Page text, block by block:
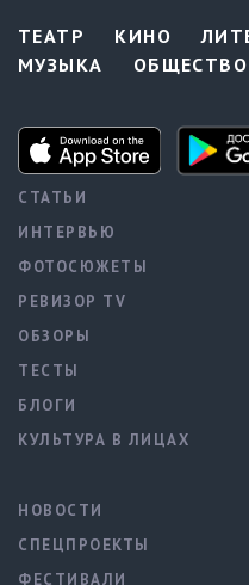
ТЕАТР КИНО
МУЗЫКА
ОБЩЕСТВО
СТАТЬИ
ИНТЕРВЬЮ
ФОТОСЮЖЕТЫ
РЕВИЗОР TV
ОБЗОРЫ
ТЕСТЫ
БЛОГИ
КУЛЬТУРА В ЛИЦАХ
НОВОСТИ
СПЕЦПРОЕКТЫ
ФЕСТИВАЛИ